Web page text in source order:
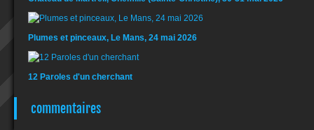
Plumes et pinceaux, Le Mans, 24 mai 2026
12 Paroles d'un cherchant
commentaires